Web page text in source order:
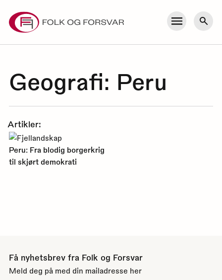
content
Meny Søk
Geografi: Peru
Artikler:
Peru: Fra blodig borgerkrig
til skjørt demokrati
Få nyhetsbrev fra Folk og Forsvar
Meld deg på med din mailadresse her